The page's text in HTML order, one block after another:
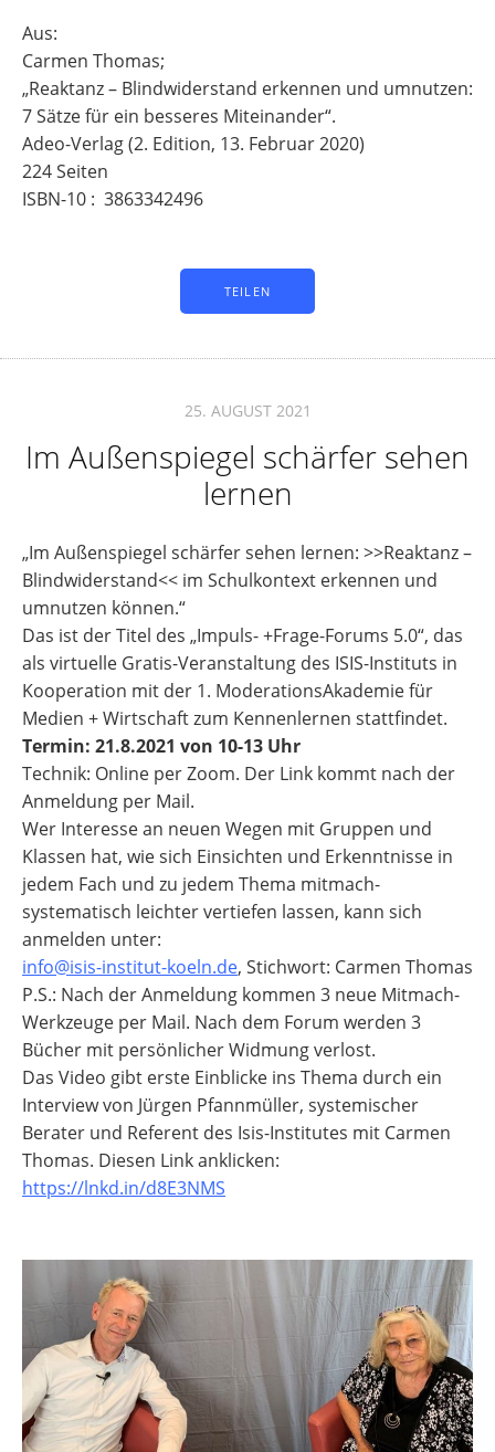
Aus:
Carmen Thomas;
„Reaktanz – Blindwiderstand erkennen und umnutzen:
7 Sätze für ein besseres Miteinander“. ‎
Adeo-Verlag (2. Edition, 13. Februar 2020)
224 Seiten
ISBN-10 : ‎ 3863342496
TEILEN
25. AUGUST 2021
Im Außenspiegel schärfer sehen
lernen
„Im Außenspiegel schärfer sehen lernen: >>Reaktanz –
Blindwiderstand<< im Schulkontext erkennen und
umnutzen können.“
Das ist der Titel des „Impuls- +Frage-Forums 5.0“, das
als virtuelle Gratis-Veranstaltung des ISIS-Instituts in
Kooperation mit der 1. ModerationsAkademie für
Medien + Wirtschaft zum Kennenlernen stattfindet.
Termin: 21.8.2021 von 10-13 Uhr
Technik: Online per Zoom. Der Link kommt nach der
Anmeldung per Mail.
Wer Interesse an neuen Wegen mit Gruppen und
Klassen hat, wie sich Einsichten und Erkenntnisse in
jedem Fach und zu jedem Thema mitmach-
systematisch leichter vertiefen lassen, kann sich
anmelden unter:
info@isis-institut-koeln.de, Stichwort: Carmen Thomas
P.S.: Nach der Anmeldung kommen 3 neue Mitmach-
Werkzeuge per Mail. Nach dem Forum werden 3
Bücher mit persönlicher Widmung verlost.
Das Video gibt erste Einblicke ins Thema durch ein
Interview von Jürgen Pfannmüller, systemischer
Berater und Referent des Isis-Institutes mit Carmen
Thomas. Diesen Link anklicken:
https://lnkd.in/d8E3NMS